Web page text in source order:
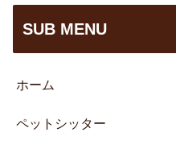
SUB MENU
ホーム
ペットシッター